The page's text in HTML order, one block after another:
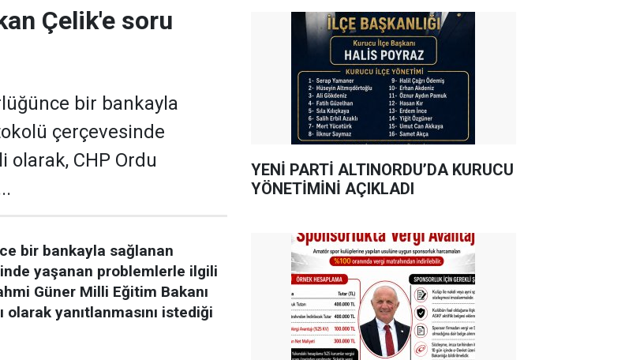
Çelik'e soru
bir bankayla
çerçevesinde
CHP Ordu
bir bankayla sağlanan
yaşanan problemlerle ilgili
Güner Milli Eğitim Bakanı
olarak yanıtlanmasını istediği
YENİ PARTİ ALTINORDU’DA KURUCU
YÖNETİMİNİ AÇIKLADI